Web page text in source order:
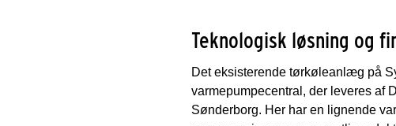
Teknologisk løsning og
Det eksisterende tørkøleanlæg på
varmepumpecentral, der leveres af
Sønderborg. Her har en lignende